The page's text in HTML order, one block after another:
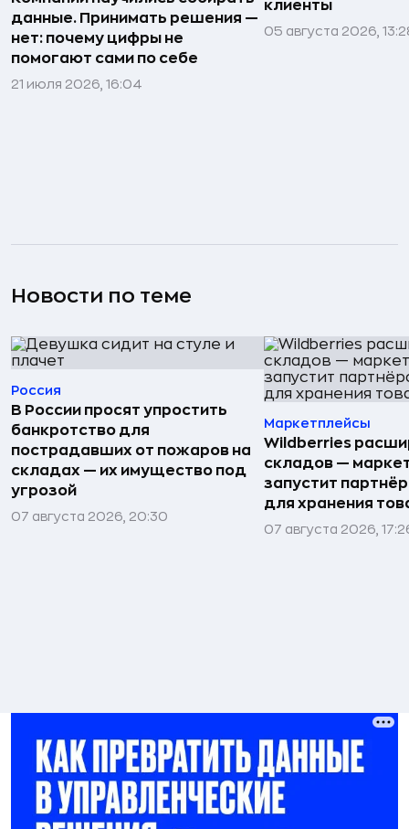
данные. Принимать решения —
нет: почему цифры не
помогают сами по себе
21 июля 2026, 16:04
клиенты
05 августа 2026,
Новости по теме
Россия
В России просят упростить
банкротство для
пострадавших от пожаров на
складах — их имущество под
угрозой
07 августа 2026, 20:30
Маркетплейсы
Wildberries
складов —
запустит
для хранения
07 августа 2026,